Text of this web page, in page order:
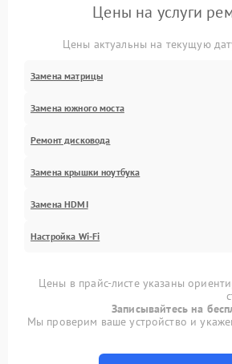
Цены на услуги
Цены актуальны на текущую
Замена матрицы
Замена южного моста
Ремонт дисковода
Замена крышки ноутбука
Замена HDMI
Настройка Wi-Fi
Цены в прайс-листе указаны
Записывайтесь на
Мы проверим ваше устройство и